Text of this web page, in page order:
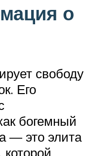
о
свободу
Его
богемный
— это элита
которой